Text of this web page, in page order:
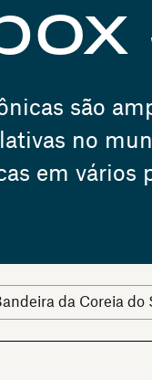
são
no
em vários